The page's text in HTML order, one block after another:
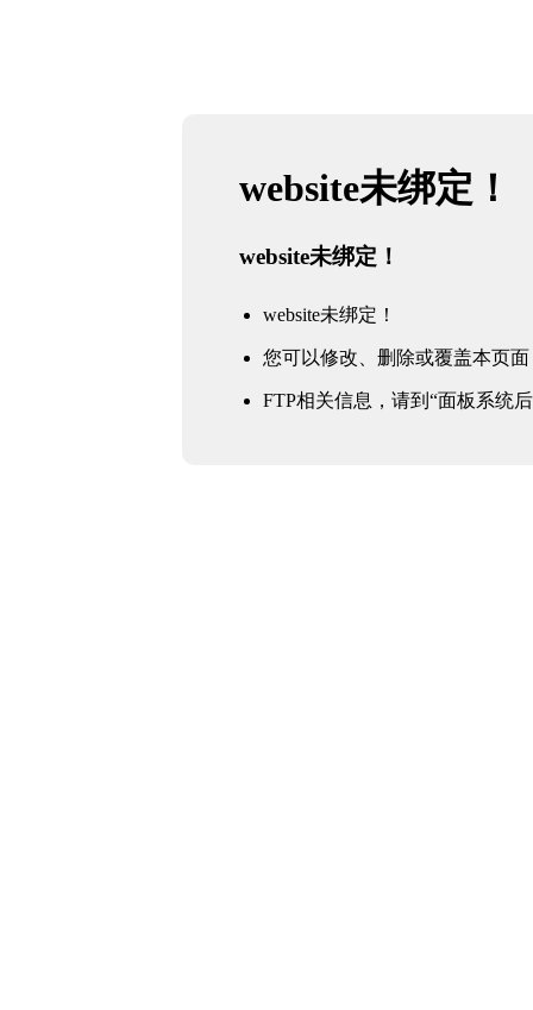
website未绑定！
website未绑定！
website未绑定！
您可以修改、删除或覆盖本页面
FTP相关信息，请到“面板系统